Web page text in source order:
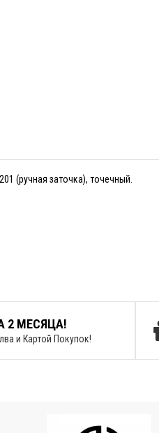
(ручная заточка), точечный.
2 МЕСЯЦА!
и Картой Покупок!